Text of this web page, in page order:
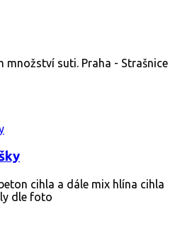
množství suti. Praha - Strašnice
cihla a dále mix hlína cihla
dle foto